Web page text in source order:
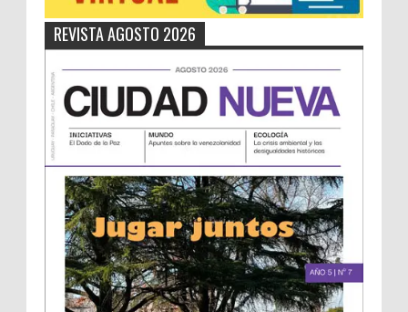
REVISTA AGOSTO 2026